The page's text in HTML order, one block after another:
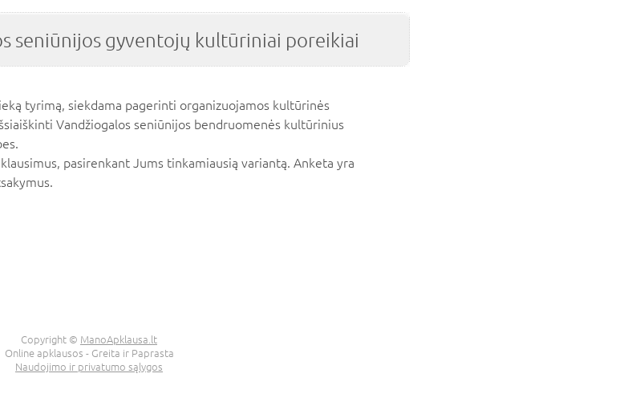
seniūnijos gyventojų kultūriniai poreikiai
tyrimą, siekdama pagerinti organizuojamos kultūrinės
Vandžiogalos seniūnijos bendruomenės kultūrinius
pasirenkant Jums tinkamiausią variantą. Anketa yra
Copyright © ManoApklausa.lt
Online apklausos - Greita ir Paprasta
Naudojimo ir privatumo sąlygos